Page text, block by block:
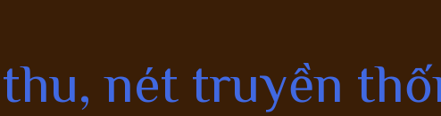
nét truyền